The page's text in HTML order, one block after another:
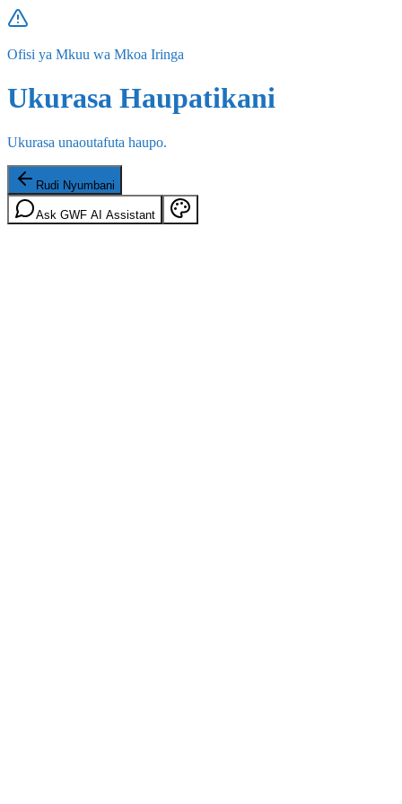
Ofisi ya Mkuu wa Mkoa Iringa
Ukurasa Haupatikani
Ukurasa unaoutafuta haupo.
Rudi Nyumbani
Ask GWF AI Assistant